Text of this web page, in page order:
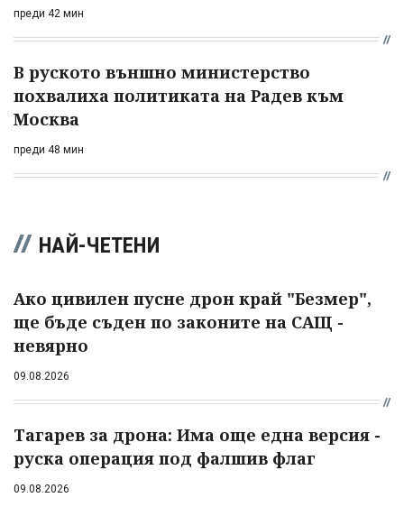
преди 42 мин
В руското външно министерство
похвалиха политиката на Радев към
Москва
преди 48 мин
НАЙ-ЧЕТЕНИ
Ако цивилен пусне дрон край "Безмер",
ще бъде съден по законите на САЩ -
невярно
09.08.2026
Тагарев за дрона: Има още една версия -
руска операция под фалшив флаг
09.08.2026